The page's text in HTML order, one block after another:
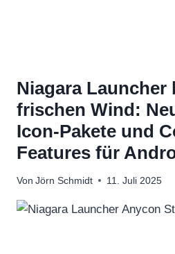
Niagara Launcher
frischen Wind:
Icon-Pakete und
Features für
Von Jörn Schmidt 11. Juli 2025